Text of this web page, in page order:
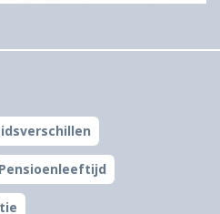
Pensioenleeftijd